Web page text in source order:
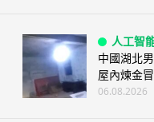
人工智
中國湖北
屋內煉金
06.08.2026